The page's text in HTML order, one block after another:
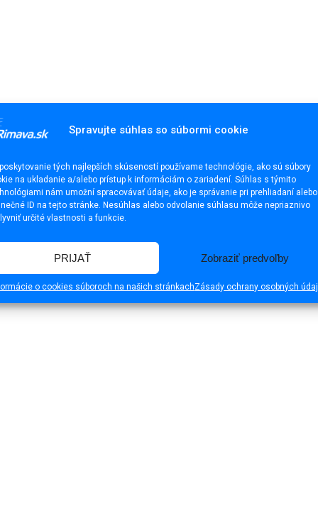
Spravujte súhlas so súbormi cookie
poskytovanie tých najlepších skúseností používame technológie, ako sú súbory
na ukladanie a/alebo prístup k informáciám o zariadení. Súhlas s týmito
nám umožní spracovávať údaje, ako je správanie pri prehliadaní alebo
ID na tejto stránke. Nesúhlas alebo odvolanie súhlasu môže nepriaznivo
určité vlastnosti a funkcie.
PRIJAŤ Zobraziť predvoľby
o cookies súboroch na našich stránkachZásady ochrany osobných